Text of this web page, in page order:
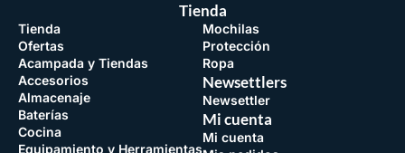
Tienda
Tienda
Ofertas
Acampada y Tiendas
Accesorios
Almacenaje
Baterías
Cocina
Equipamiento y Herramientas
Mochilas
Protección
Ropa
Newsettlers
Newsettler
Mi cuenta
Mi cuenta